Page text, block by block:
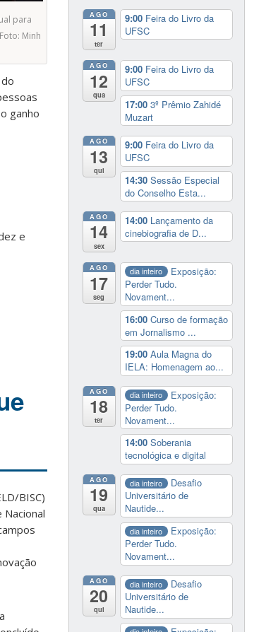
para
Minh
ganho
e
BISC)
AGO
11
ter
9:00 Feira do Livro da
UFSC
AGO
12
qua
9:00 Feira do Livro da
UFSC
17:00 3º Prêmio Zahidé
Muzart
AGO
13
qui
9:00 Feira do Livro da
UFSC
14:30 Sessão Especial
do Conselho Esta...
AGO
14
sex
14:00 Lançamento da
cinebiografia de D...
AGO
17
seg
dia inteiro
Exposição:
Perder Tudo.
Novament...
16:00 Curso de formação
em Jornalismo ...
19:00 Aula Magna do
IELA: Homenagem ao...
AGO
18
ter
dia inteiro
Exposição:
Perder Tudo.
Novament...
14:00 Soberania
tecnológica e digital
AGO
19
qua
dia inteiro
Desafio
Universitário de
Nautide...
dia inteiro
Exposição:
Perder Tudo.
Novament...
AGO
20
qui
dia inteiro
Desafio
Universitário de
Nautide...